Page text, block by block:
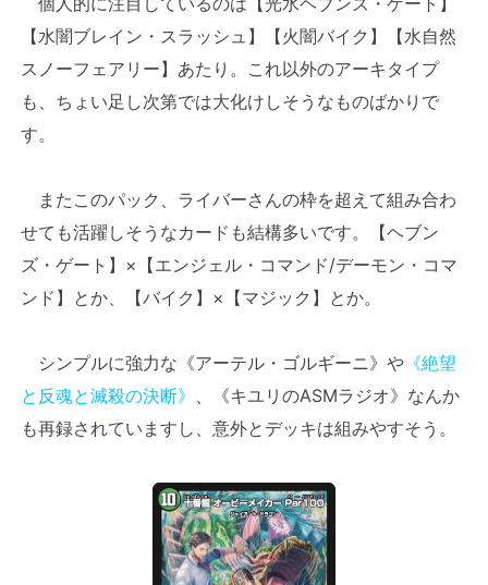
【水闇ブレイン・スラッシュ】【火闇バイク】【水自然
スノーフェアリー】あたり。これ以外のアーキタイプ
も、ちょい足し次第では大化けしそうなものばかりで
す。
またこのパック、ライバーさんの枠を超えて組み合わ
せても活躍しそうなカードも結構多いです。【ヘブン
ズ・ゲート】×【エンジェル・コマンド/デーモン・コマ
ンド】とか、【バイク】×【マジック】とか。
シンプルに強力な《アーテル・ゴルギーニ》や 《絶望
と反魂と滅殺の決断》
、《キユリのASMラジオ》なんか
も再録されていますし、意外とデッキは組みやすそう。